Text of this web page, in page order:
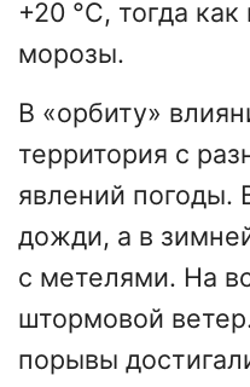
+20 °C, тогда как
морозы.
В «орбиту»
территория с
явлений погоды.
дожди, а в
с метелями. На
штормовой
порывы